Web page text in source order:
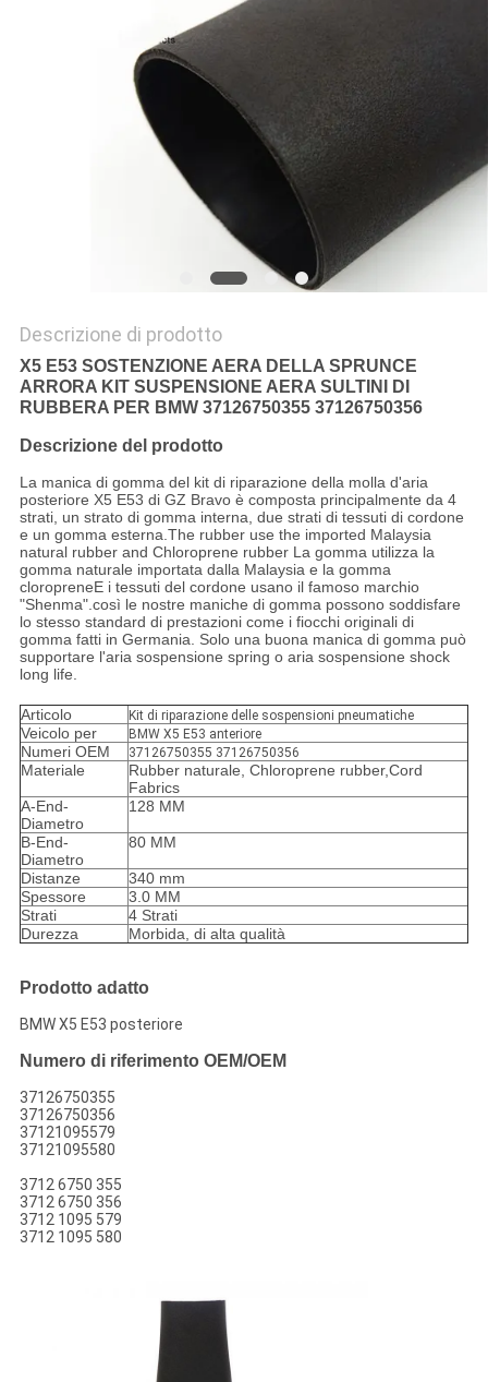
Descrizione di prodotto
X5 E53 SOSTENZIONE AERA DELLA SPRUNCE
ARRORA KIT SUSPENSIONE AERA SULTINI DI
RUBBERA PER BMW 37126750355 37126750356
Descrizione del prodotto
La manica di gomma del kit di riparazione della molla d'aria
posteriore X5 E53 di GZ Bravo è composta principalmente da 4
strati, un strato di gomma interna, due strati di tessuti di cordone
e un gomma esterna.The rubber use the imported Malaysia
natural rubber and Chloroprene rubber La gomma utilizza la
gomma naturale importata dalla Malaysia e la gomma
cloropreneE i tessuti del cordone usano il famoso marchio
"Shenma".così le nostre maniche di gomma possono soddisfare
lo stesso standard di prestazioni come i fiocchi originali di
gomma fatti in Germania. Solo una buona manica di gomma può
supportare l'aria sospensione spring o aria sospensione shock
long life.
Articolo Kit di riparazione delle sospensioni pneumatiche
Veicolo per BMW X5 E53 anteriore
Numeri OEM 37126750355 37126750356
Materiale
Rubber naturale, Chloroprene rubber,Cord
Fabrics
A-End-
Diametro
128 MM
B-End-
Diametro
80 MM
Distanze
340 mm
Spessore
3.0 MM
Strati
4 Strati
Durezza
Morbida, di alta qualità
Prodotto adatto
BMW X5 E53 posteriore
Numero di riferimento OEM/OEM
37126750355
37126750356
37121095579
37121095580
3712 6750 355
3712 6750 356
3712 1095 579
3712 1095 580